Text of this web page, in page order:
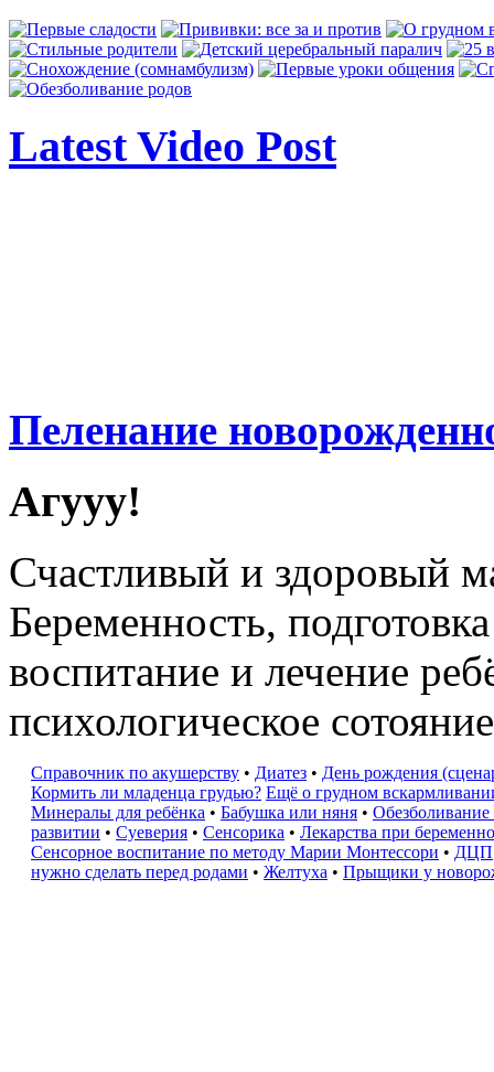
Latest Video Post
Пеленание
Агууу!
Счастливый и здоровый
Беременность,
воспитание и лечение
психологическое
Справочник по акушерству • Диатез • День рождения
Кормить ли младенца грудью? Ещё о грудном
Минералы для ребёнка • Бабушка или няня • Обезболивание
развитии • Суеверия • Сенсорика • Лекарства при
Сенсорное воспитание по методу Марии Монтессори • ДЦП
нужно сделать перед родами • Желтуха • Прыщики у